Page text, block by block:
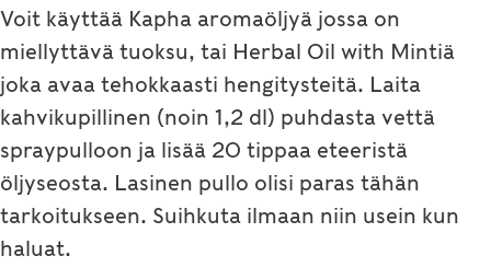
Voit käyttää Kapha aromaöljyä jossa on
miellyttävä tuoksu, tai Herbal Oil with Mintiä
joka avaa tehokkaasti hengitysteitä. Laita
kahvikupillinen (noin 1,2 dl) puhdasta vettä
spraypulloon ja lisää 20 tippaa eteeristä
öljyseosta. Lasinen pullo olisi paras tähän
tarkoitukseen. Suihkuta ilmaan niin usein kun
haluat.